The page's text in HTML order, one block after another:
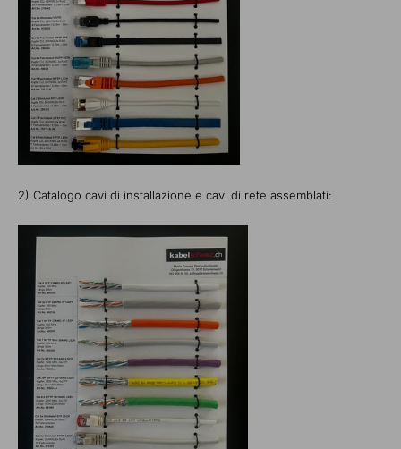
2) Catalogo cavi di installazione e cavi di rete assemblati: